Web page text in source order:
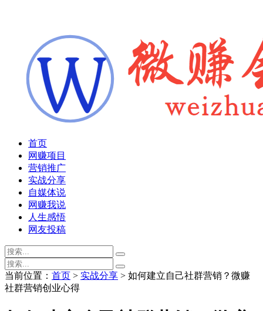
首页
网赚项目
营销推广
实战分享
自媒体说
网赚我说
人生感悟
网友投稿
当前位置： 首页 > 实战分享 > 如何建立自己社群营销？微赚
社群营销创业心得